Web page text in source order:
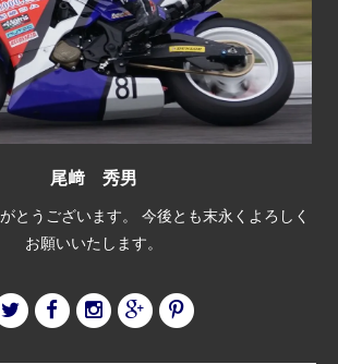
尾﨑 秀男
とうございます。 今後とも末永くよろしく
お願いいたします。